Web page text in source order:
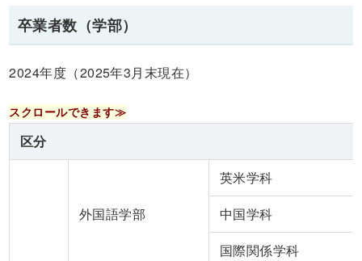
卒業者数（学部）
2024年度（2025年3月末現在）
区分
外国語学部
英米学科
中国学科
国際関係学科